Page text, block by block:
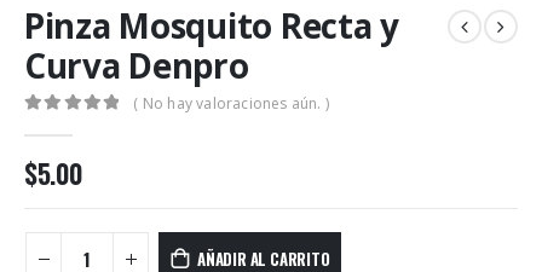
Pinza Mosquito Recta y
Curva Denpro
( No hay valoraciones aún. )
$5.00
AÑADIR AL CARRITO